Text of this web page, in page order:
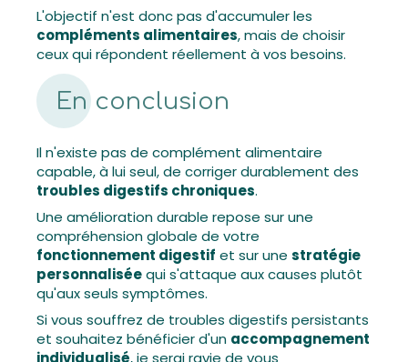
L'objectif n'est donc pas d'accumuler les
compléments alimentaires, mais de choisir
ceux qui répondent réellement à vos besoins.
En conclusion
Il n'existe pas de complément alimentaire
capable, à lui seul, de corriger durablement des
troubles digestifs chroniques.
Une amélioration durable repose sur une
compréhension globale de votre
fonctionnement digestif et sur une stratégie
personnaliséequi s'attaque aux causes plutôt
qu'aux seuls symptômes.
Si vous souffrez de troubles digestifs persistants
et souhaitez bénéficier d'un accompagnement
individualisé, je serai ravie de vous